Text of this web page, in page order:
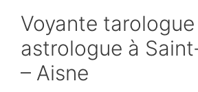
Voyante
astrologue à
– Aisne